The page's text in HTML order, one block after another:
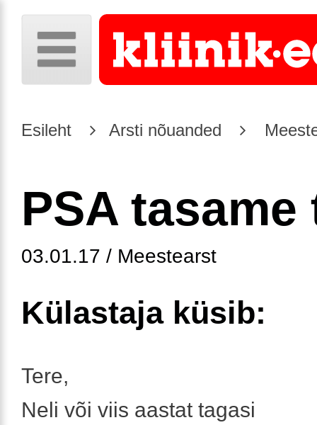
Esileht Arsti nõuanded
PSA tasame
03.01.17 / Meestearst
Külastaja küsib:
Tere,
Neli või viis aastat tagasi